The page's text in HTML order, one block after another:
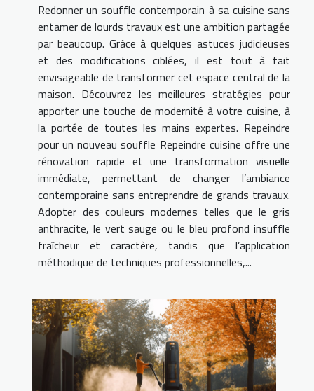
Redonner un souffle contemporain à sa cuisine sans
entamer de lourds travaux est une ambition partagée
par beaucoup. Grâce à quelques astuces judicieuses
et des modifications ciblées, il est tout à fait
envisageable de transformer cet espace central de la
maison. Découvrez les meilleures stratégies pour
apporter une touche de modernité à votre cuisine, à
la portée de toutes les mains expertes. Repeindre
pour un nouveau souffle Repeindre cuisine offre une
rénovation rapide et une transformation visuelle
immédiate, permettant de changer l’ambiance
contemporaine sans entreprendre de grands travaux.
Adopter des couleurs modernes telles que le gris
anthracite, le vert sauge ou le bleu profond insuffle
fraîcheur et caractère, tandis que l’application
méthodique de techniques professionnelles,...